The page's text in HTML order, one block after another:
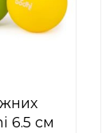
6.5 см